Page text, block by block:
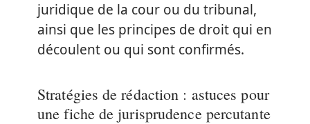
juridique de la cour ou du tribunal,
ainsi que les principes de droit qui en
découlent ou qui sont confirmés.
Stratégies de rédaction : astuces pour
une fiche de jurisprudence percutante